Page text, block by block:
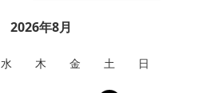
2026年8月
水 木 金 土 日